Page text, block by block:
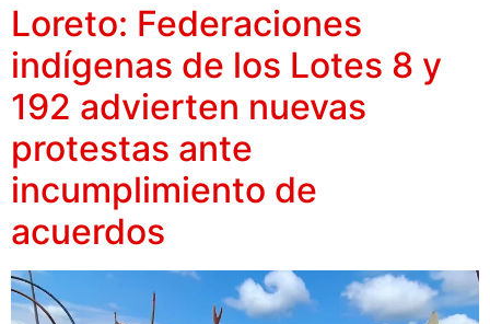
Loreto: Federaciones
indígenas de los Lotes 8 y
192 advierten nuevas
protestas ante
incumplimiento de
acuerdos